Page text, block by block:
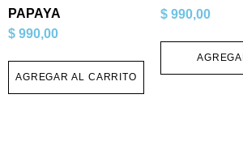
PAPAYA
$ 990,00
AGREGAR AL CARRITO
$ 990,00